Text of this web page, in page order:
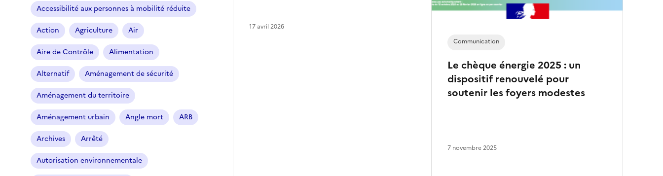
c
l
Accessibilité aux personnes à mobilité réduite
Action Agriculture Air
Aire de Contrôle Alimentation
Alternatif Aménagement de sécurité
Aménagement du territoire
Aménagement urbain Angle mort ARB
Archives Arrêté
Autorisation environnementale
17 avril 2026
Le chèque énergie 2025 : un
dispositif renouvelé pour
soutenir les foyers modestes
Communication
7 novembre 2025